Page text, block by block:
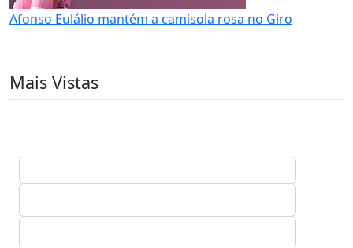
Afonso Eulálio mantém a camisola rosa no Giro
Mais Vistas